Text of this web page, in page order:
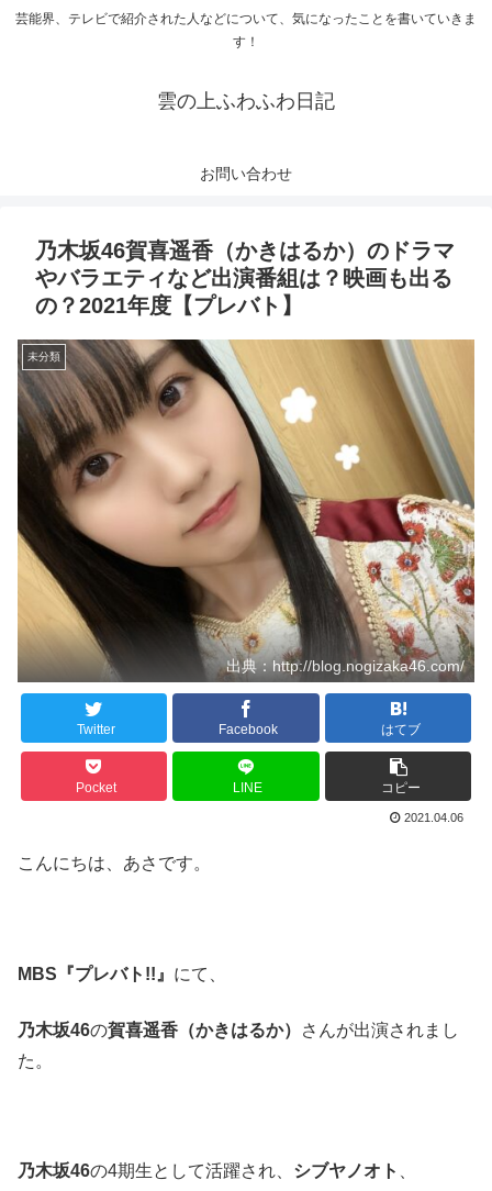
芸能界、テレビで紹介された人などについて、気になったことを書いていきま
す！
雲の上ふわふわ日記
お問い合わせ
乃木坂46賀喜遥香（かきはるか）のドラマ
やバラエティなど出演番組は？映画も出る
の？2021年度【プレバト】
未分類
出典：http://blog.nogizaka46.com/
Twitter Facebook はてブ
Pocket LINE コピー
2021.04.06
こんにちは、あさです。
MBS『プレバト!!』 にて、
乃木坂46の賀喜遥香（かきはるか）
さんが出演されまし
た。
乃木坂46の4期生として活躍され、 シブヤノオト